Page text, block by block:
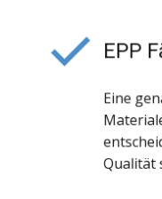
EPP
Eine
Qualität